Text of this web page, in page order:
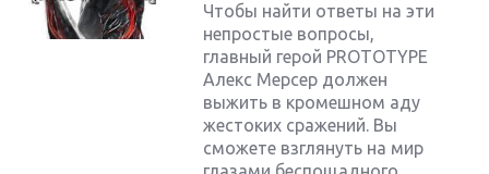
Чтобы найти ответы на эти
непростые вопросы,
главный герой PROTOTYPE
Алекс Мерсер должен
выжить в кромешном аду
жестоких сражений. Вы
сможете взглянуть на мир